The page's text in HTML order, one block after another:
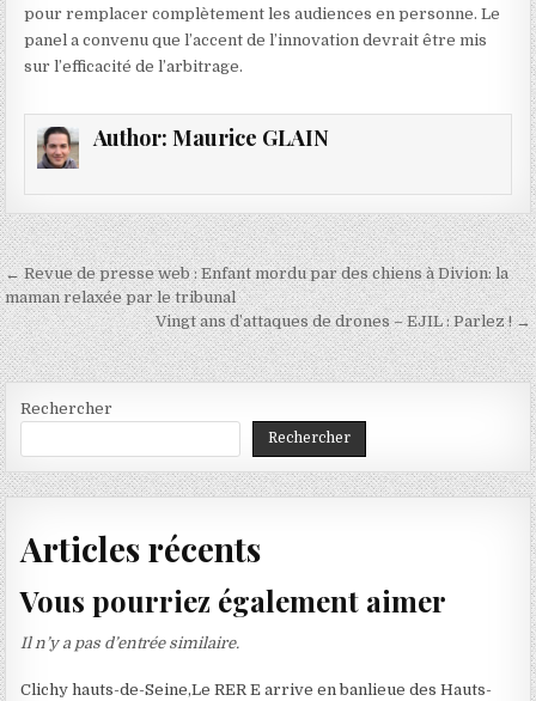
pour remplacer complètement les audiences en personne. Le
panel a convenu que l’accent de l’innovation devrait être mis
sur l’efficacité de l’arbitrage.
Author: Maurice GLAIN
Navigation
de
l’article
← Revue de presse web : Enfant mordu par des chiens à Divion: la
maman relaxée par le tribunal
Vingt ans d’attaques de drones – EJIL : Parlez ! →
Rechercher
Rechercher
Articles récents
Vous pourriez également aimer
Il n’y a pas d’entrée similaire.
Clichy hauts-de-Seine,Le RER E arrive en banlieue des Hauts-